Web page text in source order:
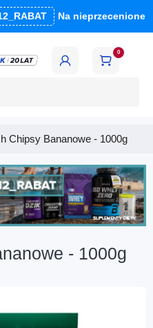
Na nieprzecenione
0
Chipsy Bananowe - 1000g
- 1000g